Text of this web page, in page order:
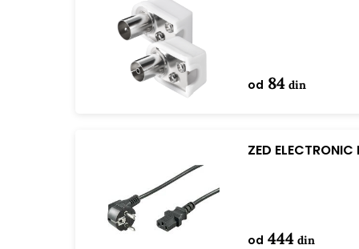
od 84 din
ZED
od 444 din